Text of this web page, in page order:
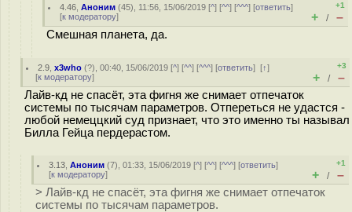
4.46 ,Аноним (45), 11:56, 15/06/2019 [^] [^^] [^^^] [ответить]
[к модератору]
+1
+ / –
Смешная планета, да.
2.9 ,x3who (?), 00:40, 15/06/2019 [^] [^^] [^^^] [ответить][↑]
[к модератору]
+3
+ / –
Лайв-кд не спасёт, эта фигня же снимает отпечаток
системы по тысячам параметров. Отпереться не удастся -
любой немеццкий суд признает, что это именно ты называл
Билла Гейца пердерастом.
3.13 ,Аноним (7), 01:33, 15/06/2019 [^] [^^] [^^^] [ответить]
[к модератору]
+1
+ / –
> Лайв-кд не спасёт, эта фигня же снимает отпечаток
системы по тысячам параметров.